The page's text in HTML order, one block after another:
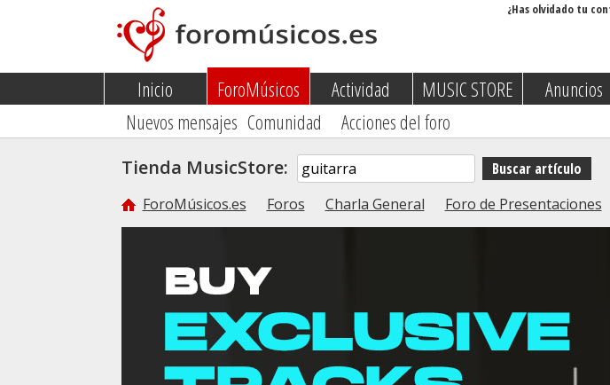
¿Has olvidado tu
Inicio
ForoMúsicos
Nuevos mensajes Comunidad Acciones del foro
Actividad MUSIC STORE
Anuncios
Tienda MusicStore:
ForoMúsicos.es Foros Charla General Foro de Presentaciones